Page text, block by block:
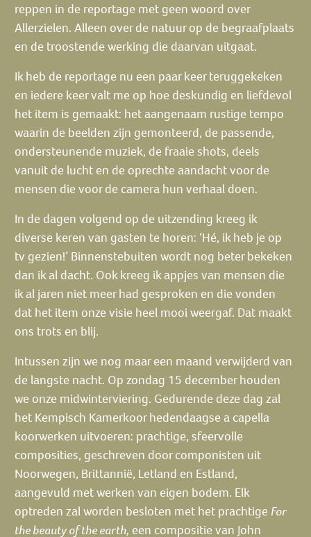
reppen in de reportage met geen woord over
Allerzielen. Alleen over de natuur op de begraafplaats
en de troostende werking die daarvan uitgaat.
Ik heb de reportage nu een paar keer teruggekeken
en iedere keer valt me op hoe deskundig en liefdevol
het item is gemaakt: het aangenaam rustige tempo
waarin de beelden zijn gemonteerd, de passende,
ondersteunende muziek, de fraaie shots, deels
vanuit de lucht en de oprechte aandacht voor de
mensen die voor de camera hun verhaal doen.
In de dagen volgend op de uitzending kreeg ik
diverse keren van gasten te horen: ‘Hé, ik heb je op
tv gezien!’ Binnenstebuiten wordt nog beter bekeken
dan ik al dacht. Ook kreeg ik appjes van mensen die
ik al jaren niet meer had gesproken en die vonden
dat het item onze visie heel mooi weergaf. Dat maakt
ons trots en blij.
Intussen zijn we nog maar een maand verwijderd van
de langste nacht. Op zondag 15 december houden
we onze midwinterviering. Gedurende deze dag zal
het Kempisch Kamerkoor hedendaagse a capella
koorwerken uitvoeren: prachtige, sfeervolle
composities, geschreven door componisten uit
Noorwegen, Brittannië, Letland en Estland,
aangevuld met werken van eigen bodem. Elk
optreden zal worden besloten met het prachtige For
the beauty of the earth, een compositie van John